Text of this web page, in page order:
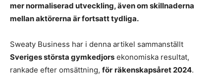
mer normaliserad utveckling, även om skillnaderna
mellan aktörerna är fortsatt tydliga.
Sweaty Business har i denna artikel sammanställt
Sveriges största gymkedjors ekonomiska resultat,
rankade efter omsättning, för räkenskapsåret 2024.